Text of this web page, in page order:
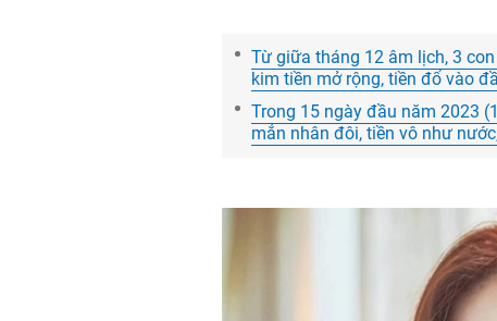
Từ giữa tháng 12 âm lịch, 3
kim tiền mở rộng, tiền đổ vào
Trong 15 ngày đầu năm 2023
mắn nhân đôi, tiền vô như